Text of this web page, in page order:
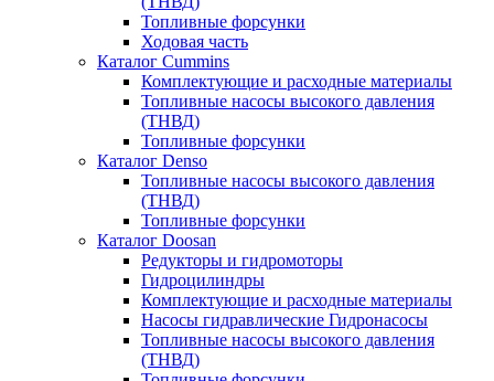
Топливные форсунки
Ходовая часть
Каталог Cummins
Комплектующие и расходные материалы
Топливные насосы высокого давления
(ТНВД)
Топливные форсунки
Каталог Denso
Топливные насосы высокого давления
(ТНВД)
Топливные форсунки
Каталог Doosan
Редукторы и гидромоторы
Гидроцилиндры
Комплектующие и расходные материалы
Насосы гидравлические Гидронасосы
Топливные насосы высокого давления
(ТНВД)